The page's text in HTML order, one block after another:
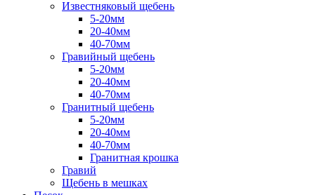
Известняковый щебень
5-20мм
20-40мм
40-70мм
Гравийный щебень
5-20мм
20-40мм
40-70мм
Гранитный щебень
5-20мм
20-40мм
40-70мм
Гранитная крошка
Гравий
Щебень в мешках